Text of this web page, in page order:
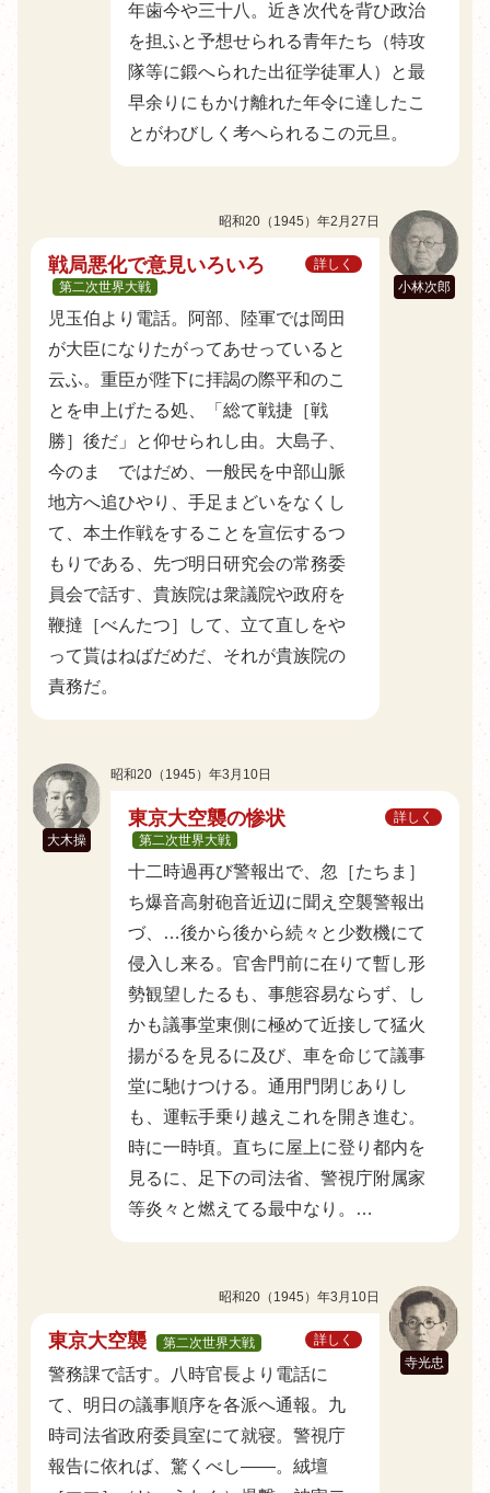
年歯今や三十八。近き次代を背ひ政治
を担ふと予想せられる青年たち（特攻
隊等に鍛へられた出征学徒軍人）と最
早余りにもかけ離れた年令に達したこ
とがわびしく考へられるこの元旦。
小林次郎
昭和20（1945）年2月27日
戦局悪化で意見いろいろ
第二次世界大戦
詳しく
児玉伯より電話。阿部、陸軍では岡田
が大臣になりたがってあせっていると
云ふ。重臣が陛下に拝謁の際平和のこ
とを申上げたる処、「総て戦捷［戦
勝］後だ」と仰せられし由。大島子、
今のまゝではだめ、一般民を中部山脈
地方へ追ひやり、手足まどいをなくし
て、本土作戦をすることを宣伝するつ
もりである、先づ明日研究会の常務委
員会で話す、貴族院は衆議院や政府を
鞭撻［べんたつ］して、立て直しをや
って貰はねばだめだ、それが貴族院の
責務だ。
大木操
昭和20（1945）年3月10日
東京大空襲の惨状
第二次世界大戦
詳しく
十二時過再び警報出で、忽［たちま］
ち爆音高射砲音近辺に聞え空襲警報出
づ、…後から後から続々と少数機にて
侵入し来る。官舎門前に在りて暫し形
勢観望したるも、事態容易ならず、し
かも議事堂東側に極めて近接して猛火
揚がるを見るに及び、車を命じて議事
堂に馳けつける。通用門閉じありし
も、運転手乗り越えこれを開き進む。
時に一時頃。直ちに屋上に登り都内を
見るに、足下の司法省、警視庁附属家
等炎々と燃えてる最中なり。…
寺光忠
昭和20（1945）年3月10日
東京大空襲 第二次世界大戦 詳しく
警務課で話す。八時官長より電話に
て、明日の議事順序を各派へ通報。九
時司法省政府委員室にて就寝。警視庁
報告に依れば、驚くべし――。絨壇